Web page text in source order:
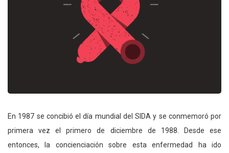
En 1987 se concibió el día mundial del SIDA y se conmemoró por
primera vez el primero de diciembre de 1988. Desde ese
entonces, la concienciación sobre esta enfermedad ha ido